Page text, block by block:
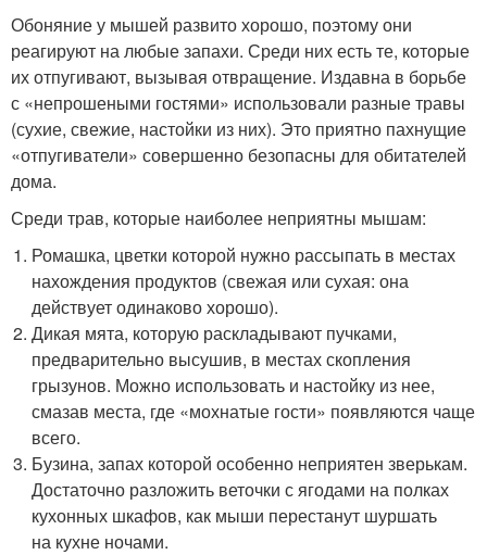
Обоняние у мышей развито хорошо, поэтому они
реагируют на любые запахи. Среди них есть те, которые
их отпугивают, вызывая отвращение. Издавна в борьбе
с «непрошеными гостями» использовали разные травы
(сухие, свежие, настойки из них). Это приятно пахнущие
«отпугиватели» совершенно безопасны для обитателей
дома.
Среди трав, которые наиболее неприятны мышам:
Ромашка, цветки которой нужно рассыпать в местах
нахождения продуктов (свежая или сухая: она
действует одинаково хорошо).
Дикая мята, которую раскладывают пучками,
предварительно высушив, в местах скопления
грызунов. Можно использовать и настойку из нее,
смазав места, где «мохнатые гости» появляются чаще
всего.
Бузина, запах которой особенно неприятен зверькам.
Достаточно разложить веточки с ягодами на полках
кухонных шкафов, как мыши перестанут шуршать
на кухне ночами.